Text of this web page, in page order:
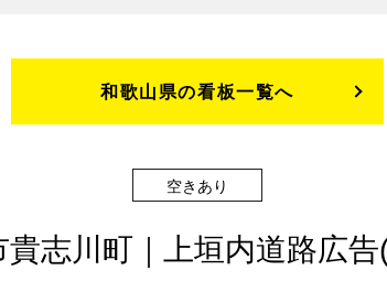
和歌山県の看板一覧へ
空きあり
貴志川町｜上垣内道路広